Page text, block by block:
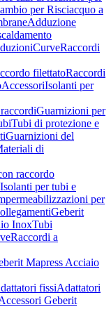
per Risciacquo a
Adduzione
CurveRaccordi
filettatoRaccordi
AccessoriIsolanti per
Guarnizioni per
Tubi di protezione e
Guarnizioni del
di
raccordo
Isolanti per tubi e
per
Geberit
InoxTubi
Raccordi a
Mapress Acciaio
fissiAdattatori
Geberit